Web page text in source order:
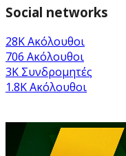
Social networks
28KΑκόλουθοι
706 Ακόλουθοι
3K Συνδρομητές
1.8KΑκόλουθοι